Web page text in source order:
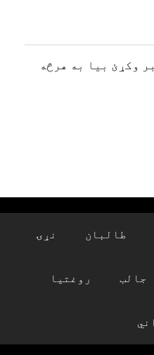
وکړئ بیا به هرڅه
طالبان نړۍ
جالب روغتیا